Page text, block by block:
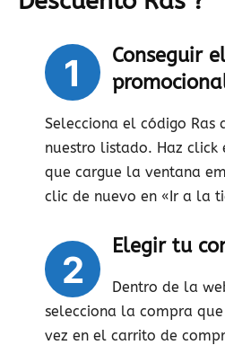
1
Conseguir
Selecciona el código Ras
nuestro listado. Haz click
que cargue la ventana
clic de nuevo en «Ir a la
2
Elegir tu
Dentro de la
selecciona la compra
vez en el carrito de